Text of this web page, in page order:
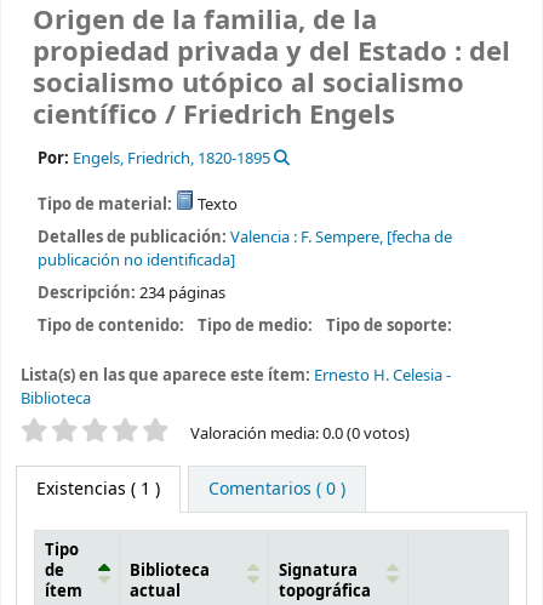
Origen de la familia, de la
propiedad privada y del Estado : del
socialismo utópico al socialismo
científico / Friedrich Engels
Por: Engels, Friedrich, 1820-1895
Tipo de material:
Texto
Detalles de publicación: Valencia : F. Sempere, [fecha de
publicación no identificada]
Descripción: 234 páginas
Tipo de contenido:
Tipo de medio: Tipo de soporte:
Lista(s) en las que aparece este ítem: Ernesto H. Celesia -
Biblioteca
Valoración Valoración media: 0.0 (0 votos)
Existencias ( 1 ) Comentarios ( 0 )
Tipo
de
ítem
Biblioteca
actual
Signatura
topográfica